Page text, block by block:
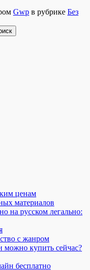
Gwp в рубрике Без
ценам
материалов
на русском легально:
с жанром
можно купить сейчас?
бесплатно